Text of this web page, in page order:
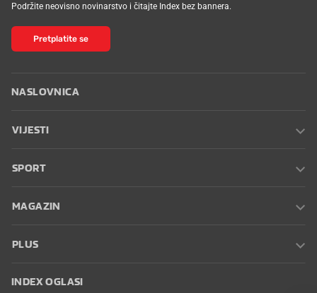
Podržite neovisno novinarstvo i čitajte Index bez bannera.
Pretplatite se
NASLOVNICA
VIJESTI
SPORT
MAGAZIN
PLUS
INDEX OGLASI